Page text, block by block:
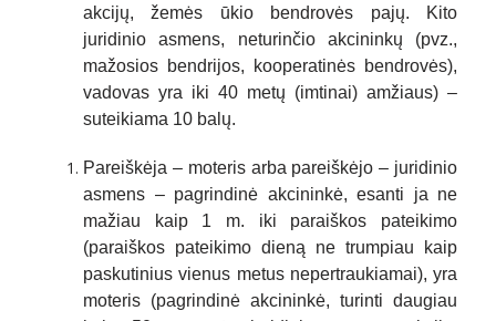
akcijų, žemės ūkio bendrovės pajų. Kito
juridinio asmens, neturinčio akcininkų (pvz.,
mažosios bendrijos, kooperatinės bendrovės),
vadovas yra iki 40 metų (imtinai) amžiaus) –
suteikiama 10 balų.
Pareiškėja – moteris arba pareiškėjo – juridinio
asmens – pagrindinė akcininkė, esanti ja ne
mažiau kaip 1 m. iki paraiškos pateikimo
(paraiškos pateikimo dieną ne trumpiau kaip
paskutinius vienus metus nepertraukiamai), yra
moteris (pagrindinė akcininkė, turinti daugiau